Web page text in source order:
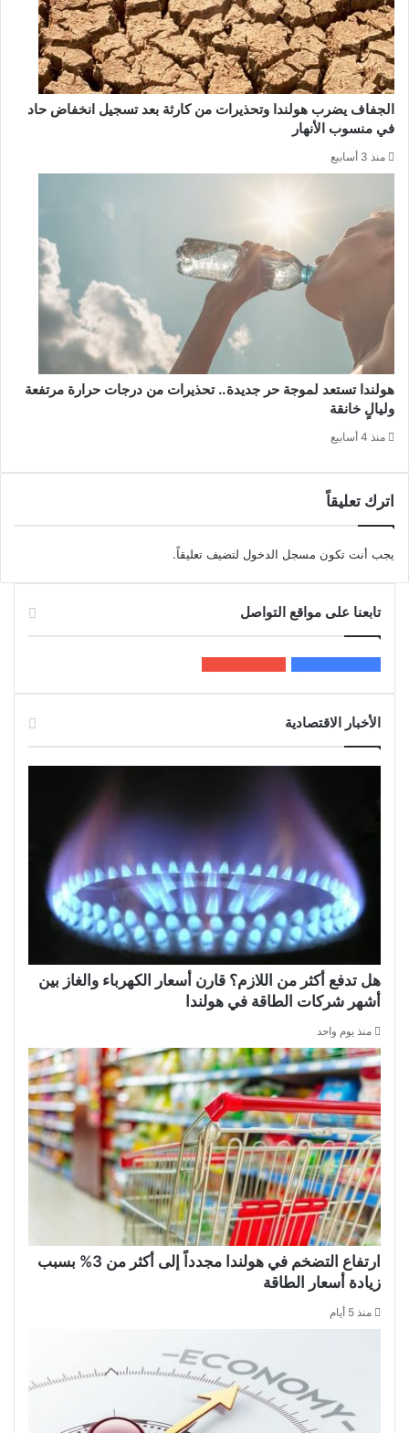
الجفاف يضرب هولندا وتحذيرات من كارثة بعد تسجيل انخفاض حاد
في منسوب الأنهار
منذ 3 أسابيع
هولندا تستعد لموجة حر جديدة.. تحذيرات من درجات حرارة مرتفعة
وليالٍ خانقة
منذ 4 أسابيع
اترك تعليقاً
يجب أنت تكون مسجل الدخول لتضيف تعليقاً.
تابعنا على مواقع التواصل
الأخبار الاقتصادية
هل تدفع أكثر من اللازم؟ قارن أسعار الكهرباء والغاز بين
أشهر شركات الطاقة في هولندا
منذ يوم واحد
ارتفاع التضخم في هولندا مجدداً إلى أكثر من 3% بسبب
زيادة أسعار الطاقة
منذ 5 أيام